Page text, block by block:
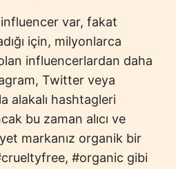
var, fakat
için, milyonlarca
influencerlardan daha
Twitter veya
alakalı hashtagleri
bu zaman alıcı ve
markanız organik bir
#organic gibi